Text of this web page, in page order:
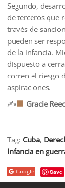
Segundo,
de terceros que
través de
pueden ser
de la infancia.
dispuesto a
corren el riesgo
aspiraciones.
✍
Gracie
Tag: Cuba,
Infancia en
Google Save